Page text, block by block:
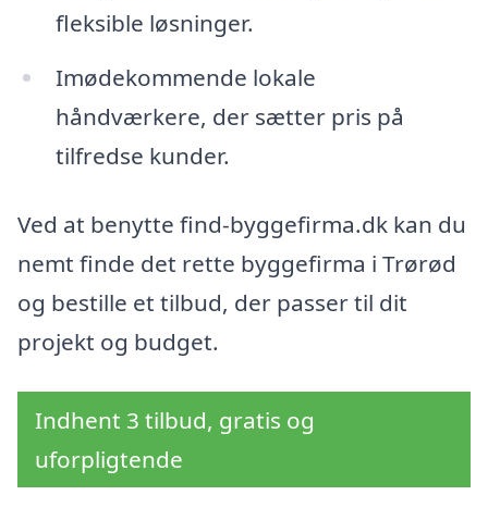
fleksible løsninger.
Imødekommende lokale
håndværkere, der sætter pris på
tilfredse kunder.
Ved at benytte find-byggefirma.dk kan du
nemt finde det rette byggefirma i Trørød
og bestille et tilbud, der passer til dit
projekt og budget.
Indhent 3 tilbud, gratis og
uforpligtende